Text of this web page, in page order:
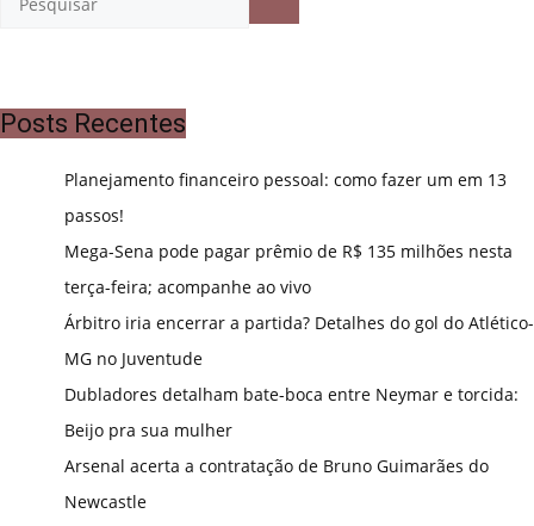
Posts Recentes
Planejamento financeiro pessoal: como fazer um em 13
passos!
Mega-Sena pode pagar prêmio de R$ 135 milhões nesta
terça-feira; acompanhe ao vivo
Árbitro iria encerrar a partida? Detalhes do gol do Atlético-
MG no Juventude
Dubladores detalham bate-boca entre Neymar e torcida:
Beijo pra sua mulher
Arsenal acerta a contratação de Bruno Guimarães do
Newcastle